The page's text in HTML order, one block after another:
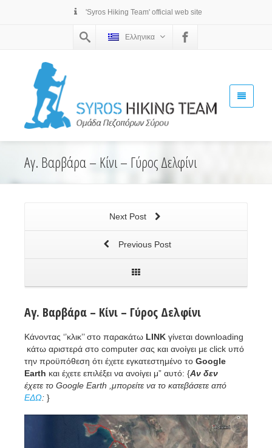
'Syros Hiking Team' official web site
Ελληνικα
Αγ. Βαρβάρα – Κίνι – Γύρος Δελφίνι
Next Post
Previous Post
Αγ. Βαρβάρα – Κίνι – Γύρος Δελφίνι
Κάνοντας ‘’κλικ’’ στο παρακάτω LINK γίνεται downloading
κάτω αριστερά στο computer σας και ανοίγει με click υπό
την προϋπόθεση ότι έχετε εγκατεστημένο το Google
Earth και έχετε επιλέξει να ανοίγει μ” αυτό: {Αν δεν
έχετε το Google Earth ,μπορείτε να το κατεβάσετε από
ΕΔΩ: }